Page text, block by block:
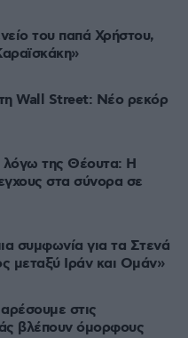
του παπά Χρήστου,
Wall Street: Νέο ρεκόρ
της Θέουτα: Η
στα σύνορα σε
μεταξύ Ιράν και Ομάν»
στις
βλέπουν όμορφους